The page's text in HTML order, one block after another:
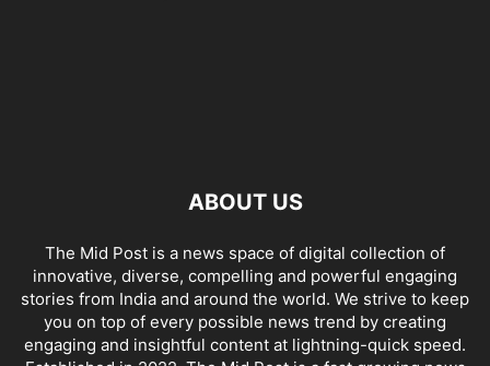
ABOUT US
The Mid Post is a news space of digital collection of
innovative, diverse, compelling and powerful engaging
stories from India and around the world. We strive to keep
you on top of every possible news trend by creating
engaging and insightful content at lightning-quick speed.